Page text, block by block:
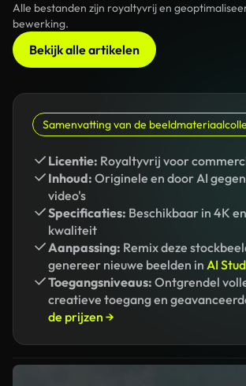
Alle bestanden zijn royaltyvrij en
bewerking.
Bekijk alle artikelen
Samenvatting van de
Licentie: Royaltyvrij voor
Inhoud: Originele en door AI
video's
Specificaties: Beschikbaar in 4K
kwaliteit
Aanpassing: Remix deze
genereer nieuwe beelden in AI
Toegangsniveaus: Ontgrendel
creatieve toegang en
de prijzen →